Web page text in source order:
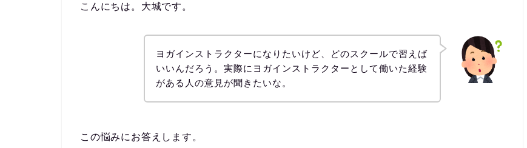
こんにちは。大城です。
ヨガインストラクターになりたいけど、どのスクールで習えば
いいんだろう。実際にヨガインストラクターとして働いた経験
がある人の意見が聞きたいな。
この悩みにお答えします。